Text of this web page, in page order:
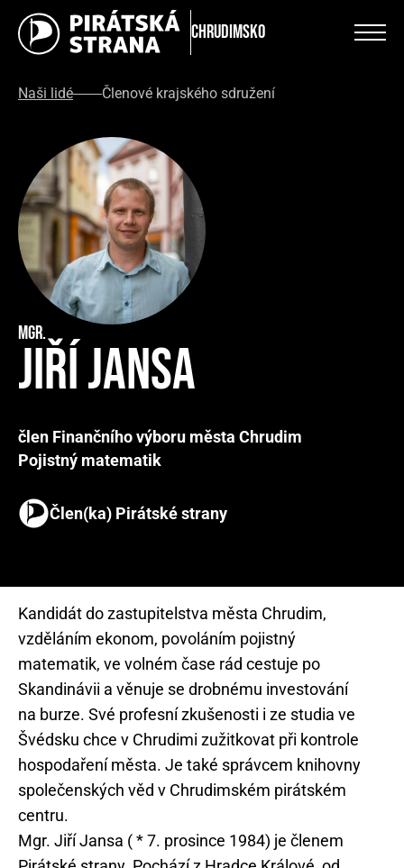
Chrudimsko
Naši lidé Členové krajského sdružení
Mgr.
Jiří Jansa
člen Finančního výboru města Chrudim
Pojistný matematik
Člen(ka) Pirátské strany
Kandidát do zastupitelstva města Chrudim,
vzděláním ekonom, povoláním pojistný
matematik, ve volném čase rád cestuje po
Skandinávii a věnuje se drobnému investování
na burze. Své profesní zkušenosti i ze studia ve
Švédsku chce v Chrudimi zužitkovat při kontrole
hospodaření města. Je také správcem knihovny
společenských věd v Chrudimském pirátském
centru.
Mgr. Jiří Jansa ( * 7. prosince 1984) je členem